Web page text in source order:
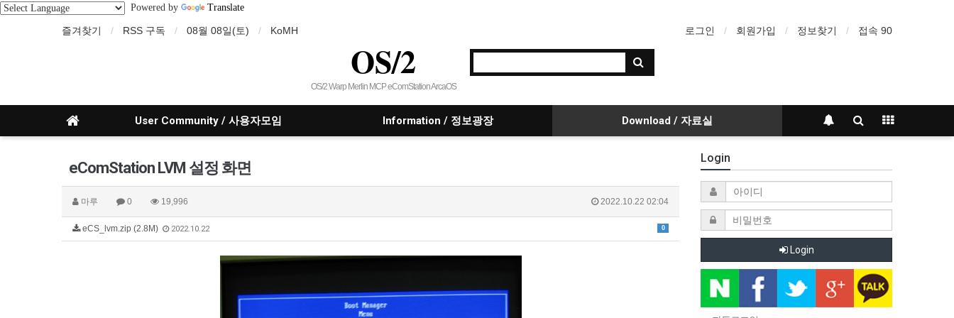
Powered by Translate
즐겨찾기 RSS 구독 08월 08일(토) KoMH 로그인 회원가입 정보찾기 접속 90
OS/2
OS/2 Warp Merlin MCP eComStation ArcaOS
User Community / 사용자모임 Information / 정보광장 Download / 자료실
eComStation LVM 설정 화면
마루 0 19,996 2022.10.22 02:04
0
eCS_lvm.zip (2.8M) 2022.10.22
Login
Login